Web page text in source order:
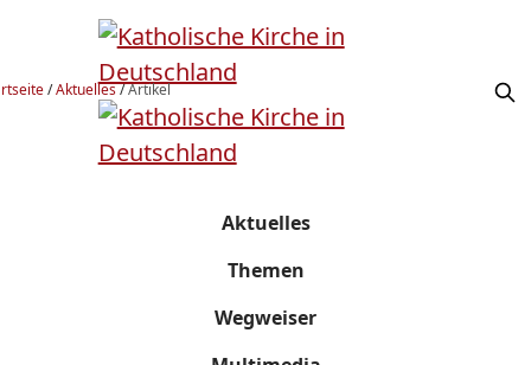
/Aktuelles/Artikel
Aktuelles
Themen
Wegweiser